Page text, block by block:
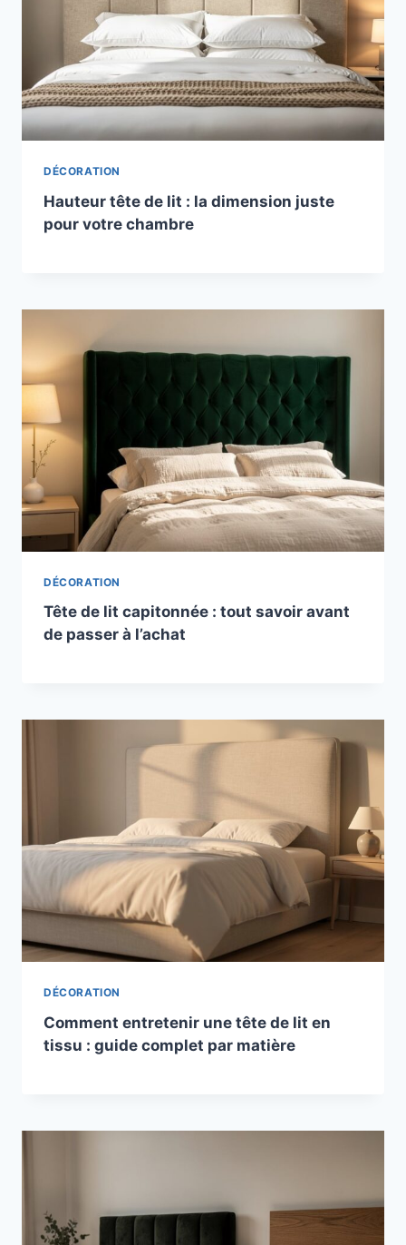
DÉCORATION
Hauteur tête de lit : la dimension juste
pour votre chambre
DÉCORATION
Tête de lit capitonnée : tout savoir avant
de passer à l’achat
DÉCORATION
Comment entretenir une tête de lit en
tissu : guide complet par matière